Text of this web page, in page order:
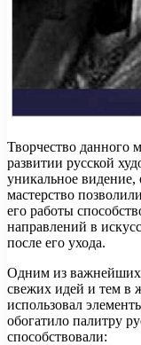
Творчество данного
развитии русской
уникальное видение,
мастерство
его работы
направлений в
после его ухода.
Одним из важнейших
свежих идей и тем в
использовал
обогатило палитру
способствовали: